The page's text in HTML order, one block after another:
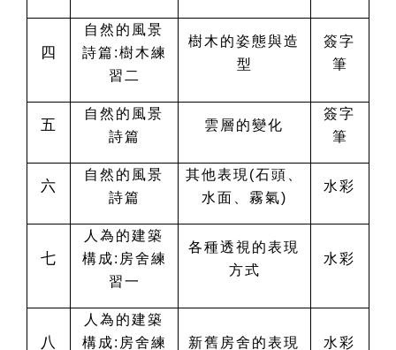
四
自然的風景
詩篇:樹木練
習二
樹木的姿態與造
型
簽字
筆
五
自然的風景
詩篇
雲層的變化
簽字
筆
六
自然的風景
詩篇
其他表現(石頭、
水面、霧氣)
水彩
七
人為的建築
構成:房舍練
習一
各種透視的表現
方式
水彩
八
人為的建築
構成:房舍練
新舊房舍的表現 水彩